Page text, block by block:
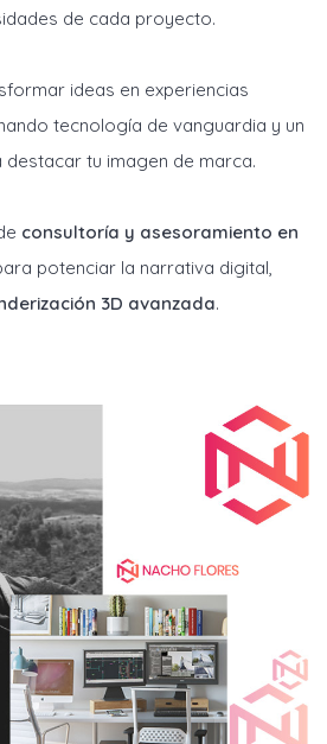
de cada proyecto.
ideas en experiencias
tecnología de vanguardia y un
tu imagen de marca.
consultoría y asesoramiento en
potenciar la narrativa digital,
3D avanzada.